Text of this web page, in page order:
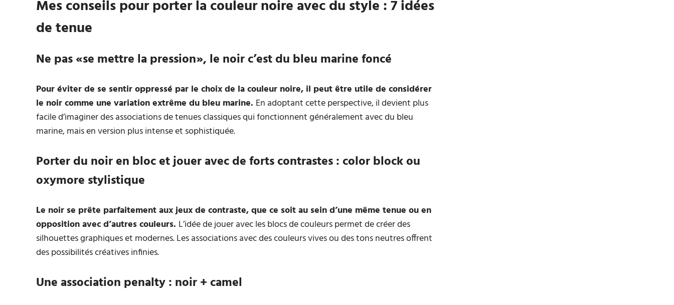
Mes conseils pour porter la couleur noire avec du style : 7 idées
de tenue
Ne pas «se mettre la pression», le noir c’est du bleu marine foncé
Pour éviter de se sentir oppressé par le choix de la couleur noire, il peut être utile de considérer
le noir comme une variation extrême du bleu marine. En adoptant cette perspective, il devient plus
facile d’imaginer des associations de tenues classiques qui fonctionnent généralement avec du bleu
marine, mais en version plus intense et sophistiquée.
Porter du noir en bloc et jouer avec de forts contrastes : color block ou
oxymore stylistique
Le noir se prête parfaitement aux jeux de contraste, que ce soit au sein d’une même tenue ou en
opposition avec d’autres couleurs. L’idée de jouer avec les blocs de couleurs permet de créer des
silhouettes graphiques et modernes. Les associations avec des couleurs vives ou des tons neutres offrent
des possibilités créatives infinies.
Une association penalty : noir + camel